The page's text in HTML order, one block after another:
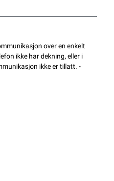
over en enkelt
ikke har dekning, eller i
ikke er tillatt. -